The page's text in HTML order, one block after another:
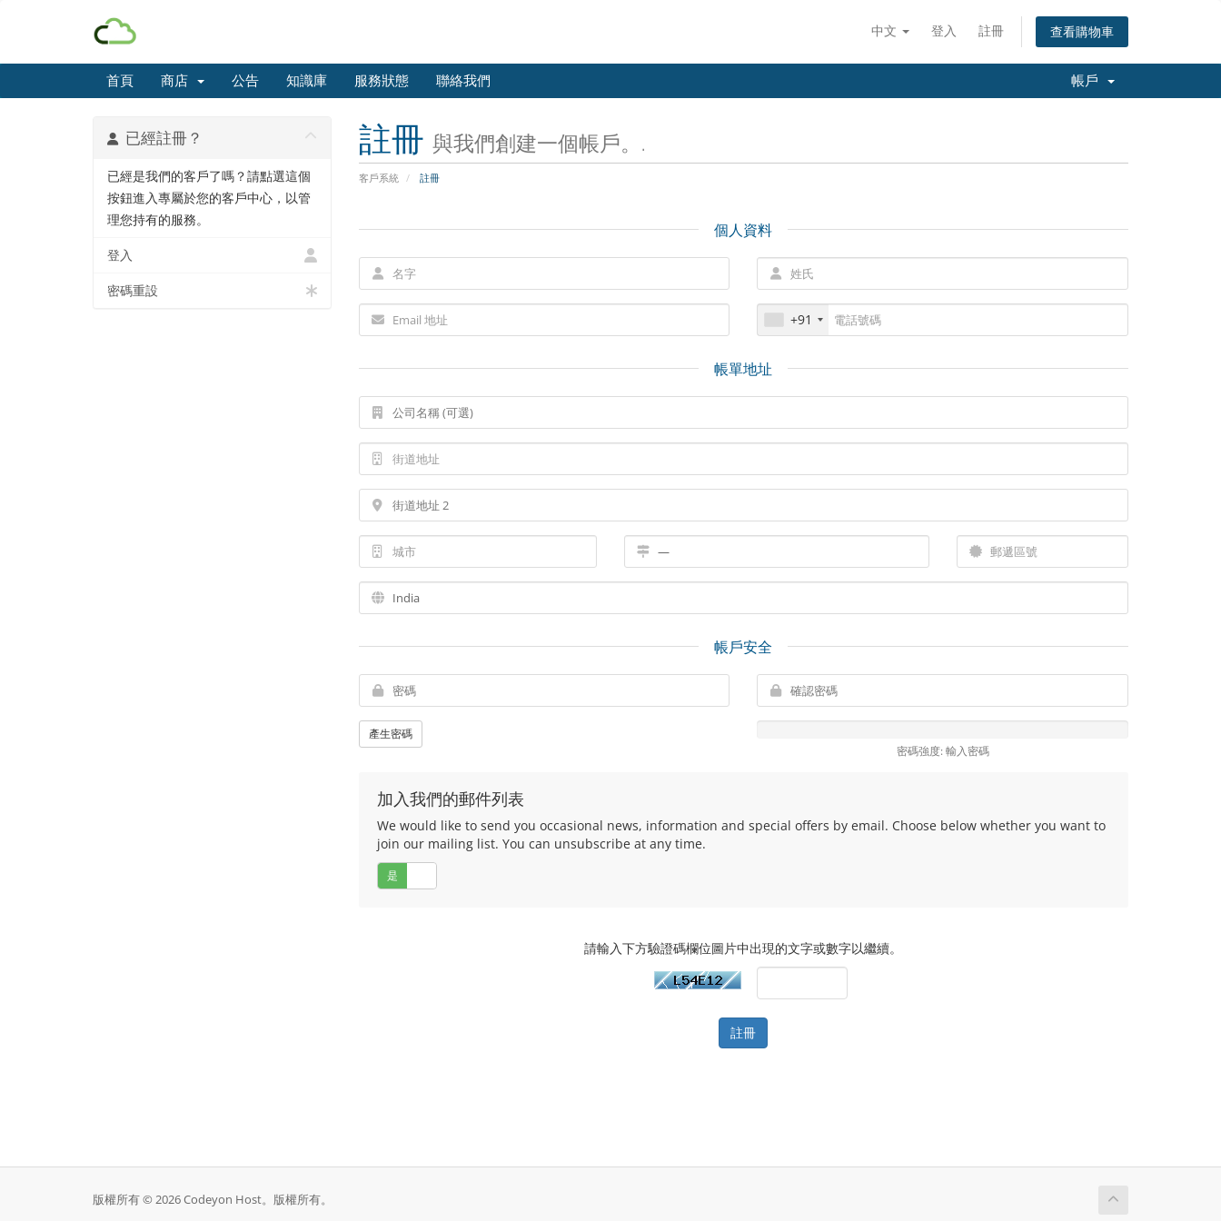
中文 登入 註冊 查看購物車
首頁 商店 公告 知識庫 服務狀態 聯絡我們 帳戶
註冊 與我們創建一個帳戶。.
客戶系統 註冊
已經註冊？
已經是我們的客戶了嗎？請點選這個
按鈕進入專屬於您的客戶中心，以管
理您持有的服務。
登入
密碼重設
個人資料
+91
帳單地址
帳戶安全
產生密碼
密碼強度: 輸入密碼
加入我們的郵件列表
We would like to send you occasional news, information and special offers by email. Choose below whether you want to
join our mailing list. You can unsubscribe at any time.
是
請輸入下方驗證碼欄位圖片中出現的文字或數字以繼續。
版權所有 © 2026 Codeyon Host。版權所有。